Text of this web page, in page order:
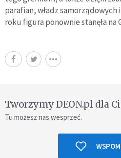
parafian, władz
roku figura ponownie stanęła na
Tworzymy DEON.pl dla
Tu możesz nas wesprzeć.